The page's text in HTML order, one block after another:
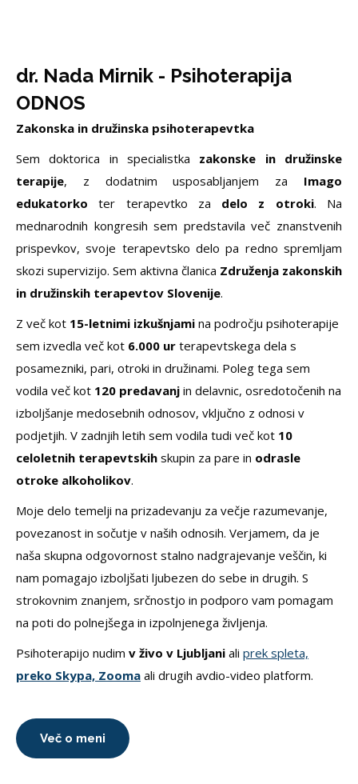
dr. Nada Mirnik - Psihoterapija
ODNOS
Zakonska in družinska psihoterapevtka
Sem doktorica in specialistka zakonske in družinske
terapije, z dodatnim usposabljanjem za Imago
edukatorko ter terapevtko za delo z otroki. Na
mednarodnih kongresih sem predstavila več znanstvenih
prispevkov, svoje terapevtsko delo pa redno spremljam
skozi supervizijo. Sem aktivna članica Združenja zakonskih
in družinskih terapevtov Slovenije.
Z več kot 15-letnimi izkušnjami na področju psihoterapije
sem izvedla več kot 6.000 ur terapevtskega dela s
posamezniki, pari, otroki in družinami. Poleg tega sem
vodila več kot 120 predavanj in delavnic, osredotočenih na
izboljšanje medosebnih odnosov, vključno z odnosi v
podjetjih. V zadnjih letih sem vodila tudi več kot 10
celoletnih terapevtskih skupin za pare in odrasle
otroke alkoholikov.
Moje delo temelji na prizadevanju za večje razumevanje,
povezanost in sočutje v naših odnosih. Verjamem, da je
naša skupna odgovornost stalno nadgrajevanje veščin, ki
nam pomagajo izboljšati ljubezen do sebe in drugih. S
strokovnim znanjem, srčnostjo in podporo vam pomagam
na poti do polnejšega in izpolnjenega življenja.
Psihoterapijo nudim v živo v Ljubljani ali prek spleta,
preko Skypa, Zooma ali drugih avdio-video platform.
Več o meni